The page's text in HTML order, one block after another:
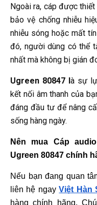
Ngoài ra, cáp được
bảo vệ chống nhiễu
nhiễu sóng hoặc mất
đó, người dùng có thể
nhất mà không bị gián
Ugreen 80847 là sự
kết nối âm thanh của
đáng đầu tư để nâng
sống hàng ngày.
Nên mua Cáp
Ugreen 80847 chính
Nếu bạn đang quan
liên hệ ngay Việt Hàn
hàng chính hãng.